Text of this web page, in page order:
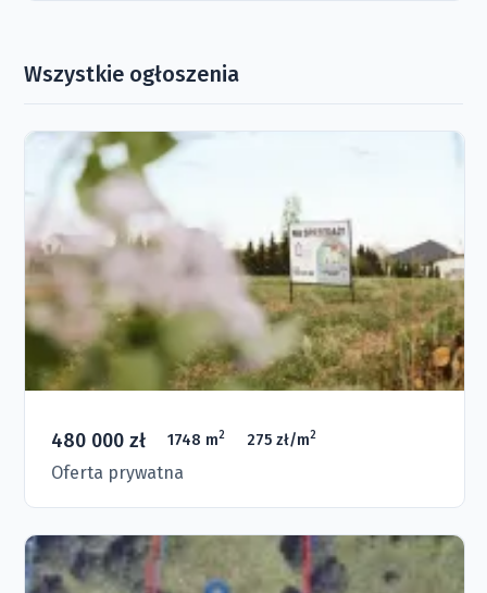
Wszystkie ogłoszenia
480 000 zł 1748 m2 275 zł/m2
Oferta prywatna